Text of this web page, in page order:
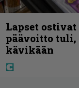
Lapset
päävoitto tuli,
kävikään